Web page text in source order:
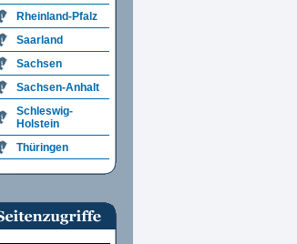
Rheinland-Pfalz
Saarland
Sachsen
Sachsen-Anhalt
Schleswig-
Holstein
Thüringen